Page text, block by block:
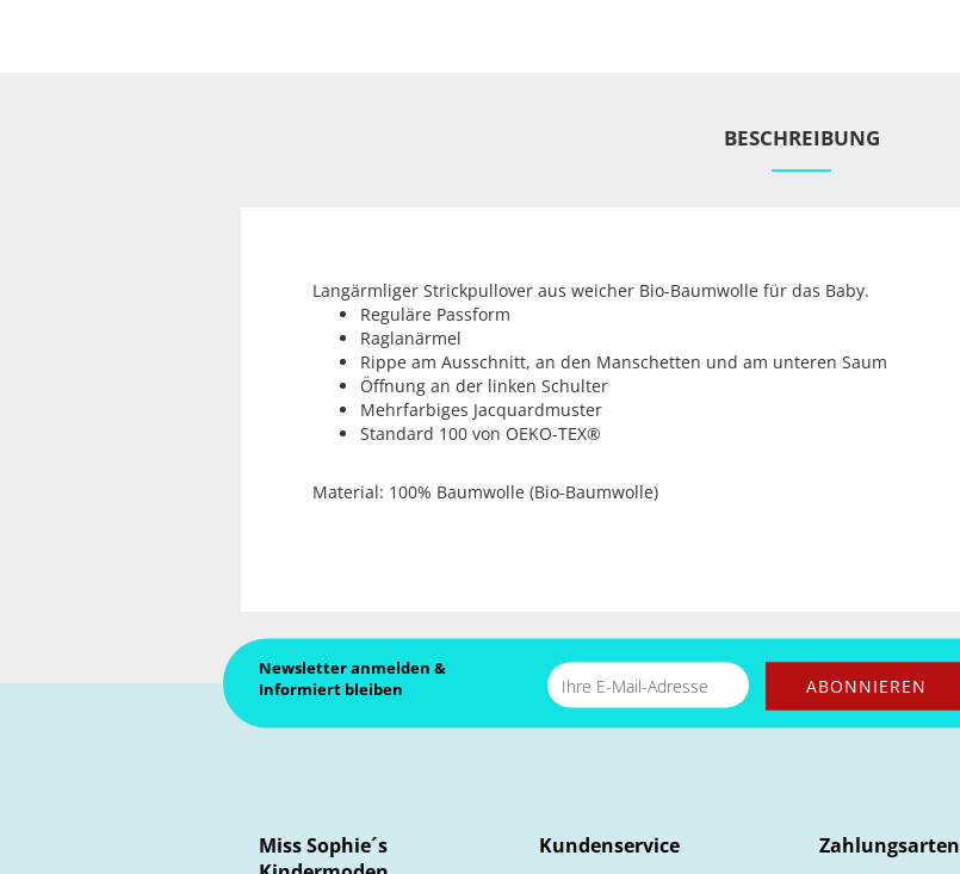
BESCHREIBUNG
Langärmliger Strickpullover aus weicher Bio-Baumwolle für das Baby.
Reguläre Passform
Raglanärmel
Rippe am Ausschnitt, an den Manschetten und am unteren Saum
Öffnung an der linken Schulter
Mehrfarbiges Jacquardmuster
Standard 100 von OEKO-TEX®
Material: 100% Baumwolle (Bio-Baumwolle)
Newsletter anmelden &
Informiert bleiben
Miss Sophie´s
Kundenservice Zahlungsarten